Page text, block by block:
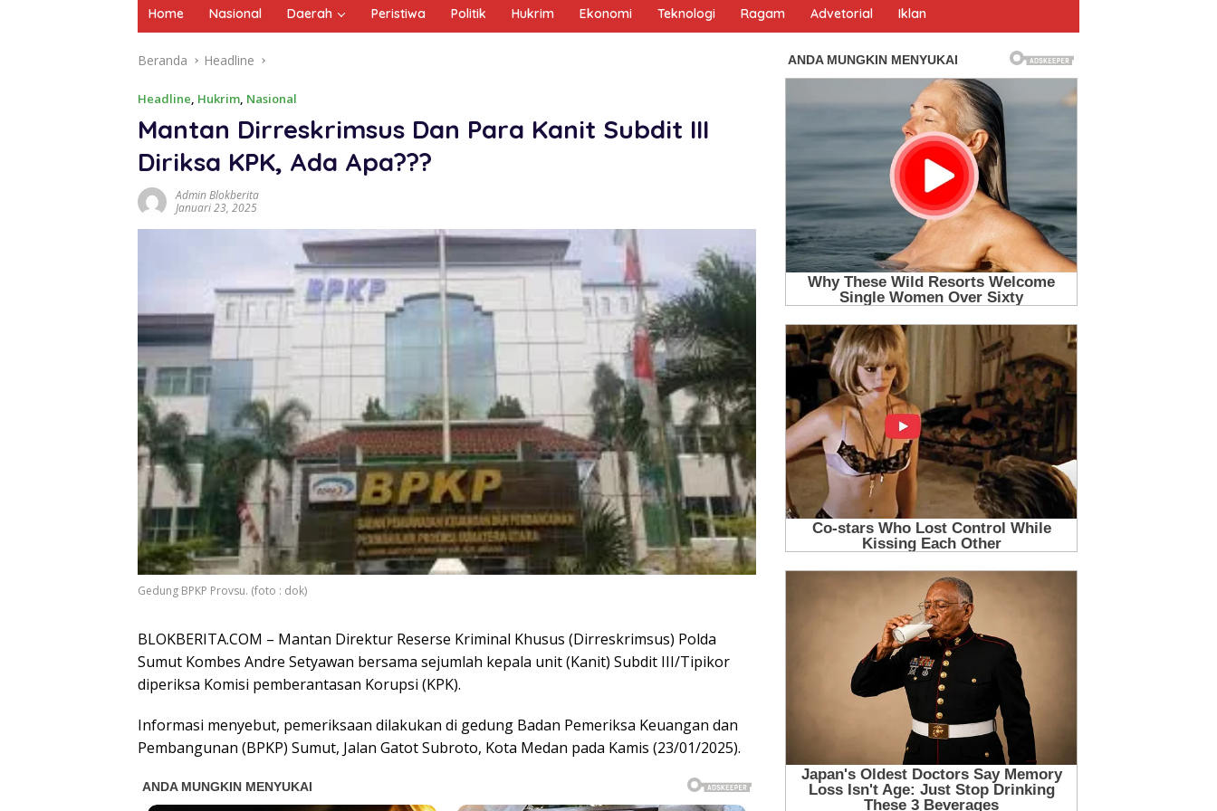
Home Nasional Daerah Peristiwa Politik Hukrim Ekonomi Teknologi Ragam Advetorial Iklan
Beranda Headline
Headline Hukrim Nasional
Mantan Dirreskrimsus Dan Para Kanit Subdit III
Diriksa KPK, Ada Apa???
Admin Blokberita
Januari 23, 2025
Gedung BPKP Provsu. (foto : dok)
BLOKBERITA.COM – Mantan Direktur Reserse Kriminal Khusus (Dirreskrimsus) Polda
Sumut Kombes Andre Setyawan bersama sejumlah kepala unit (Kanit) Subdit III/Tipikor
diperiksa Komisi pemberantasan Korupsi (KPK).
Informasi menyebut, pemeriksaan dilakukan di gedung Badan Pemeriksa Keuangan dan
Pembangunan (BPKP) Sumut, Jalan Gatot Subroto, Kota Medan pada Kamis (23/01/2025).